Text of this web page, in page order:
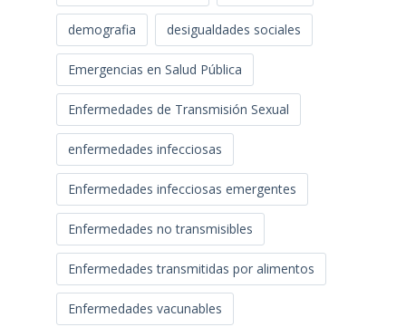
demografia desigualdades sociales
Emergencias en Salud Pública
Enfermedades de Transmisión Sexual
enfermedades infecciosas
Enfermedades infecciosas emergentes
Enfermedades no transmisibles
Enfermedades transmitidas por alimentos
Enfermedades vacunables